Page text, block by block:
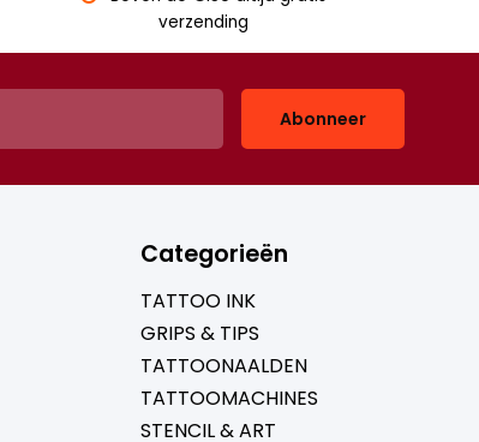
verzending
Abonneer
Categorieën
TATTOO INK
GRIPS & TIPS
TATTOONAALDEN
TATTOOMACHINES
STENCIL & ART